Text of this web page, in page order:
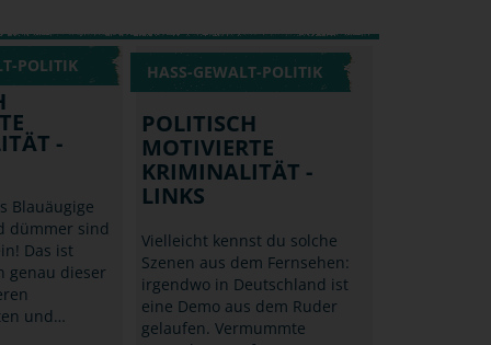
POLITIK
-
Blauäugige
dümmer sind
Das ist
genau dieser
und…
HASS-GEWALT-POLITIK
POLITISCH
MOTIVIERTE
KRIMINALITÄT -
LINKS
Vielleicht kennst du solche
Szenen aus dem Fernsehen:
irgendwo in Deutschland ist
eine Demo aus dem Ruder
gelaufen. Vermummte